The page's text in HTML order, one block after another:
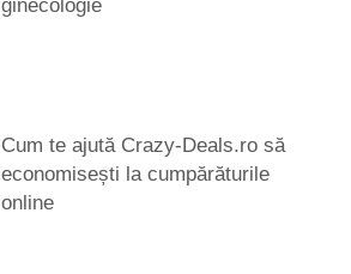
ginecologie
Cum te ajută Crazy-Deals.ro să
economisești la cumpărăturile
online